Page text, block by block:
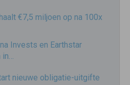
€7,5 miljoen op na 100x
Invests en Earthstar
in…
nieuwe obligatie-uitgifte